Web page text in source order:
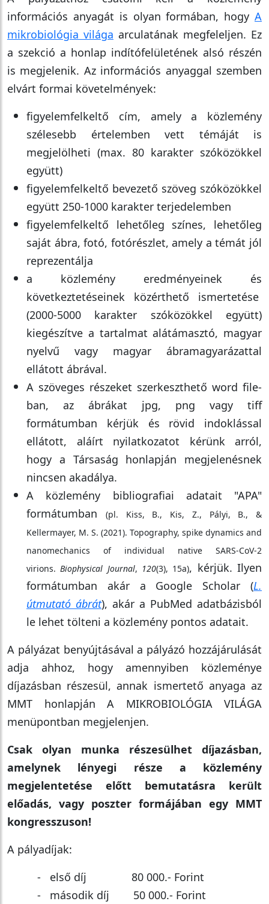
információs anyagát is olyan formában, hogy A
mikrobiológia világa arculatának megfeleljen. Ez
a szekció a honlap indítófelületének alsó részén
is megjelenik. Az információs anyaggal szemben
elvárt formai követelmények:
figyelemfelkeltő cím, amely a közlemény
szélesebb értelemben vett témáját is
megjelölheti (max. 80 karakter szóközökkel
együtt)
figyelemfelkeltő bevezető szöveg szóközökkel
együtt 250-1000 karakter terjedelemben
figyelemfelkeltő lehetőleg színes, lehetőleg
saját ábra, fotó, fotórészlet, amely a témát jól
reprezentálja
a közlemény eredményeinek és
következtetéseinek közérthető ismertetése
(2000-5000 karakter szóközökkel együtt)
kiegészítve a tartalmat alátámasztó, magyar
nyelvű vagy magyar ábramagyarázattal
ellátott ábrával.
A szöveges részeket szerkeszthető word file-
ban, az ábrákat jpg, png vagy tiff
formátumban kérjük és rövid indoklással
ellátott, aláírt nyilatkozatot kérünk arról,
hogy a Társaság honlapján megjelenésnek
nincsen akadálya.
A közlemény bibliografiai adatait "APA"
formátumban
(pl. Kiss, B., Kis, Z., Pályi, B., &
Kellermayer, M. S. (2021). Topography, spike dynamics and
nanomechanics of individual native SARS-CoV-2
virions.Biophysical Journal, 120(3), 15a), kérjük. Ilyen
formátumban akár a Google Scholar (L.
útmutató ábrát), akár a PubMed adatbázisból
le lehet tölteni a közlemény pontos adatait.
A pályázat benyújtásával a pályázó hozzájárulását
adja ahhoz, hogy amennyiben közleménye
díjazásban részesül, annak ismertető anyaga az
MMT honlapján A MIKROBIOLÓGIA VILÁGA
menüpontban megjelenjen.
Csak olyan munka részesülhet díjazásban,
amelynek lényegi része a közlemény
megjelentetése előtt bemutatásra került
előadás, vagy poszter formájában egy MMT
kongresszuson!
A pályadíjak:
- első díj 80 000.- Forint
- második díj 50 000.- Forint